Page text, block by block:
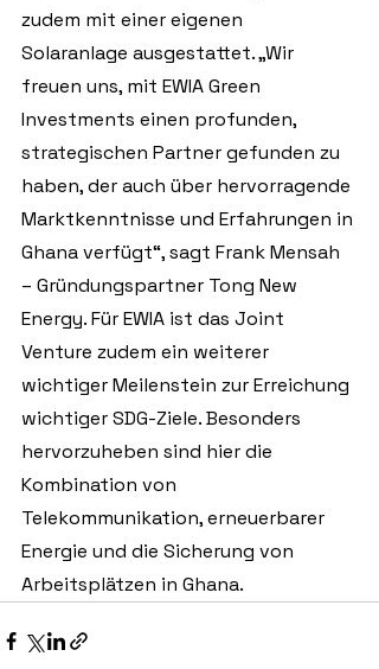
zudem mit einer eigenen
Solaranlage ausgestattet. „Wir
freuen uns, mit EWIA Green
Investments einen profunden,
strategischen Partner gefunden zu
haben, der auch über hervorragende
Marktkenntnisse und Erfahrungen in
Ghana verfügt“, sagt Frank Mensah
– Gründungspartner Tong New
Energy. Für EWIA ist das Joint
Venture zudem ein weiterer
wichtiger Meilenstein zur Erreichung
wichtiger SDG-Ziele. Besonders
hervorzuheben sind hier die
Kombination von
Telekommunikation, erneuerbarer
Energie und die Sicherung von
Arbeitsplätzen in Ghana.